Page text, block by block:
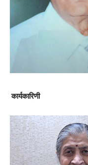
कार्यकारिणी